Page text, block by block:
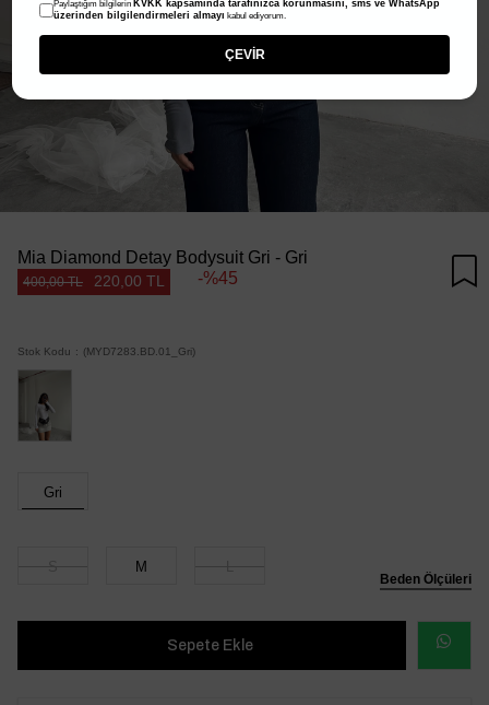
Mia Diamond Detay Bodysuit Gri - Gri
400,00 TL 220,00 TL 45
Stok Kodu (MYD7283.BD.01_Gri)
Beden Ölçüleri
Gri
M
Paylaştığım bilgilerin KVKK kapsamında tarafınızca korunmasını, sms ve WhatsApp
üzerinden bilgilendirmeleri almayı kabul ediyorum.
ÇEVİR